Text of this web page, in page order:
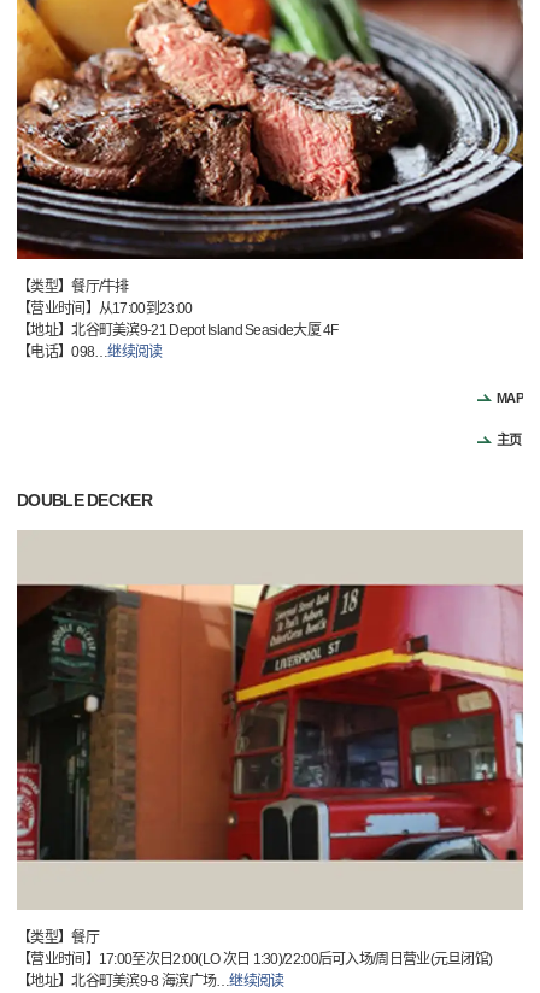
【类型】餐厅/牛排
【营业时间】从17:00到23:00
【地址】北谷町美滨9-21 Depot Island Seaside大厦 4F
【电话】098…继续阅读
MAP
主页
DOUBLE DECKER
【类型】餐厅
【营业时间】17:00至次日2:00(LO 次日 1:30)/22:00后可入场/周日营业(元旦闭馆)
【地址】北谷町美滨9-8 海滨广场…继续阅读